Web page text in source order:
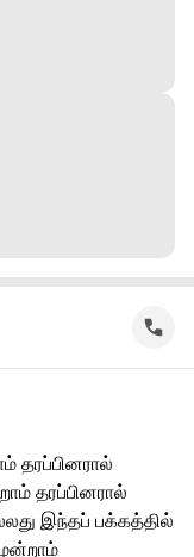
தரப்பினரால்
தரப்பினரால்
இந்தப் பக்கத்தில்